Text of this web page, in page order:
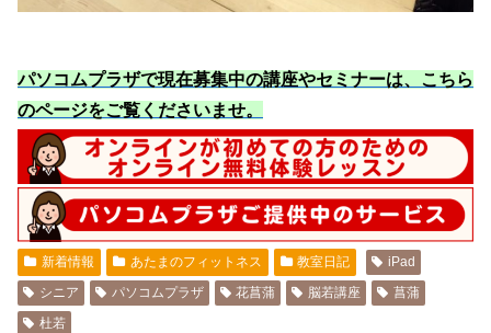
パソコムプラザで現在募集中の講座やセミナーは、こちら
のページをご覧くださいませ。
新着情報 あたまのフィットネス 教室日記
iPad
シニア
パソコムプラザ 花菖蒲 脳若講座
菖蒲
杜若